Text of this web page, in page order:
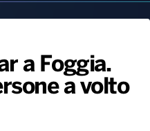
TV
a Foggia.
a volto